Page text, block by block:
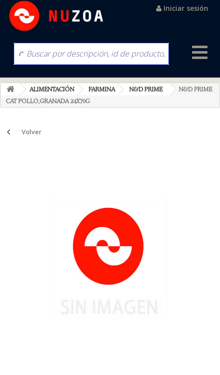
Iniciar sesión
ALIMENTACIÓN FARMINA N&D PRIME
N&D PRIME
CAT POLLO,GRANADA 24X70G
Volver